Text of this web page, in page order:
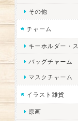
その他
チャーム
キーホルダー・
バッグチャーム
マスクチャーム
イラスト雑貨
原画